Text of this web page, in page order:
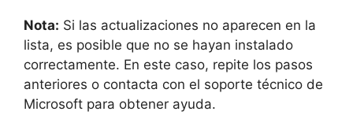
Nota: Si las actualizaciones no aparecen en la
lista, es posible que no se hayan instalado
correctamente. En este caso, repite los pasos
anteriores o contacta con el soporte técnico de
Microsoft para obtener ayuda.